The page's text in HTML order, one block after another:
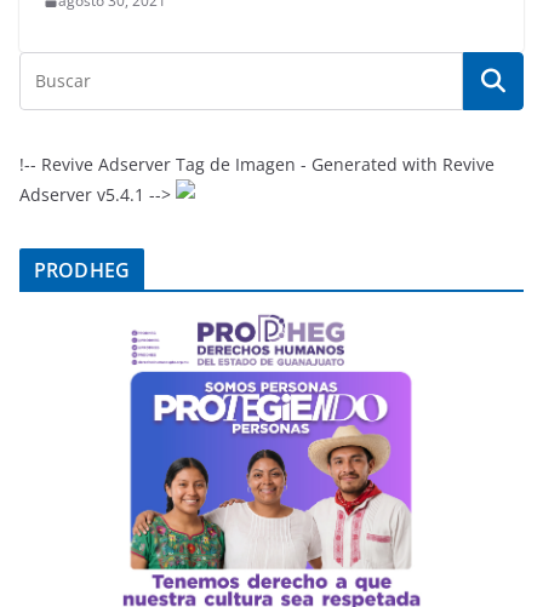
!-- Revive Adserver Tag de Imagen - Generated with Revive
Adserver v5.4.1 -->
PRODHEG